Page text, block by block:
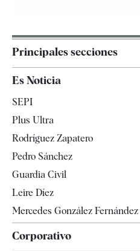
Principales secciones
España
Televisión
Es Noticia
SEPI
Plus Ultra
Rodríguez Zapatero
Pedro Sánchez
Guardia Civil
Leire Díez
Mercedes González Fernández
Corporativo